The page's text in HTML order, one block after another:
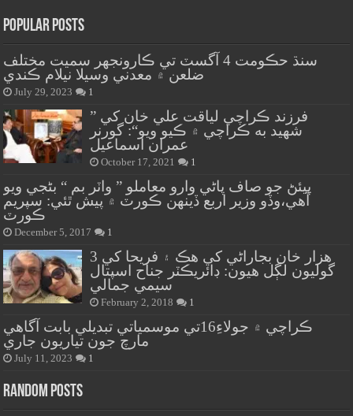
Popular Posts
سنڌ حڪومت 4 آگسٽ تي ڪارونجهر سميت مختلف
ضلعن ۾ معدني وسيلا نيلام ڪندي
July 29, 2023 1
” فرزند ڪراچي لياقت علي خان کي
شهيد به ڪراچي ۾ ڪيو ويو“: گورنر
عمران اسماعيل
October 17, 2021 1
پيئڻ جو صاف پاڻي وارو معاملو ” واٽر بم “ بڻجي ويو
آهي،وڏو وزير اربع ڏينهن ڪورٽ ۾ پيش ٿئي: سپريم
ڪورٽ
December 5, 2017 1
هزار خان بجاراڻي کي هڪ ۽ فريحا کي 3
گوليون لڳل هيون: ڊائريڪٽر جناح اسپتال
سيمي جمالي
February 2, 2018 1
ڪراچي ۾ جولاءِ16تي موسمياتي تبديلي بابت آگاهي
مارچ جون تياريون جاري
July 11, 2023 1
Random Posts